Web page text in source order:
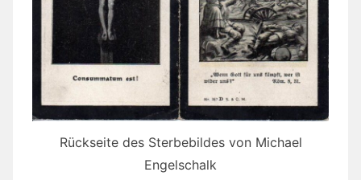
Rückseite des Sterbebildes von Michael
Engelschalk